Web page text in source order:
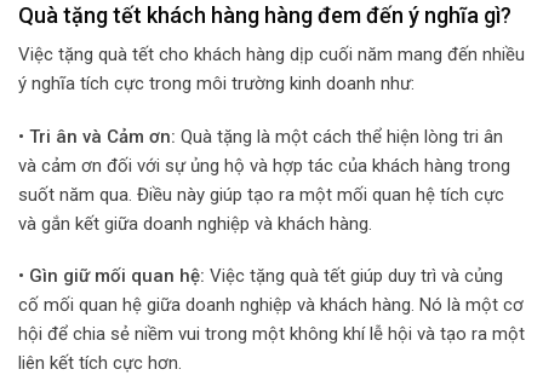
Quà tặng tết khách hàng hàng đem đến ý nghĩa gì?
Việc tặng quà tết cho khách hàng dịp cuối năm mang đến nhiều
ý nghĩa tích cực trong môi trường kinh doanh như:
• Tri ân và Cảm ơn: Quà tặng là một cách thể hiện lòng tri ân
và cảm ơn đối với sự ủng hộ và hợp tác của khách hàng trong
suốt năm qua. Điều này giúp tạo ra một mối quan hệ tích cực
và gắn kết giữa doanh nghiệp và khách hàng.
• Gìn giữ mối quan hệ: Việc tặng quà tết giúp duy trì và củng
cố mối quan hệ giữa doanh nghiệp và khách hàng. Nó là một cơ
hội để chia sẻ niềm vui trong một không khí lễ hội và tạo ra một
liên kết tích cực hơn.